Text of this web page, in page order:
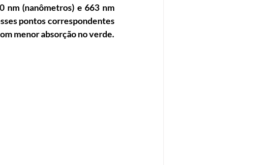
nm (nanômetros) e 663 nm
pontos correspondentes
menor absorção no verde.